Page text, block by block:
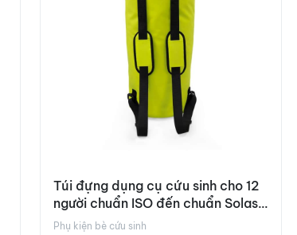
Túi đựng dụng cụ cứu sinh cho 12
người chuẩn ISO đến chuẩn Solas
A
Phụ kiện bè cứu sinh